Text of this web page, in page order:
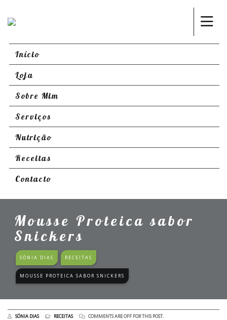
Início
Loja
Sobre Mim
Serviços
Nutrição
Receitas
Contacto
Mousse Proteica sabor
Snickers
SÓNIA DIAS RECEITAS
MOUSSE PROTEICA SABOR SNICKERS
SÓNIA DIAS RECEITAS COMMENTS ARE OFF FOR THIS POST.